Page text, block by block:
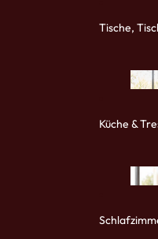
Tische,
Küche &